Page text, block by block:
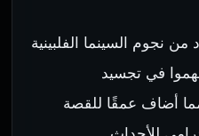
نجوم السينما الفلبينية
في تجسيد
أضاف عمقًا للقصة